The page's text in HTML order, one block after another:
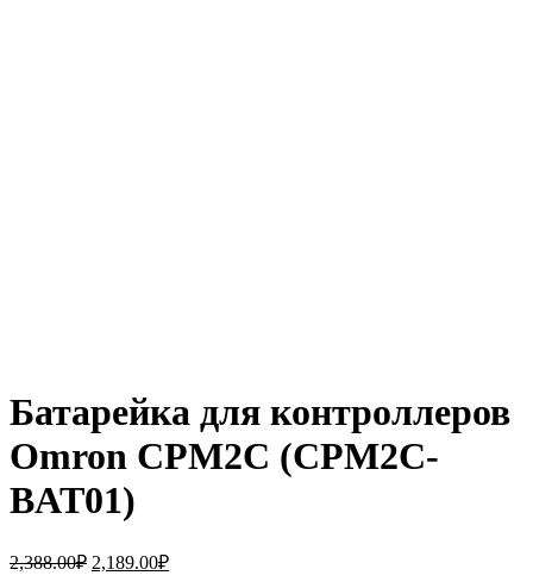
Батарейка для контроллеров
Omron CPM2C (CPM2C-
BAT01)
2,388.00₽ Первоначальная
2,189.00₽Текущая